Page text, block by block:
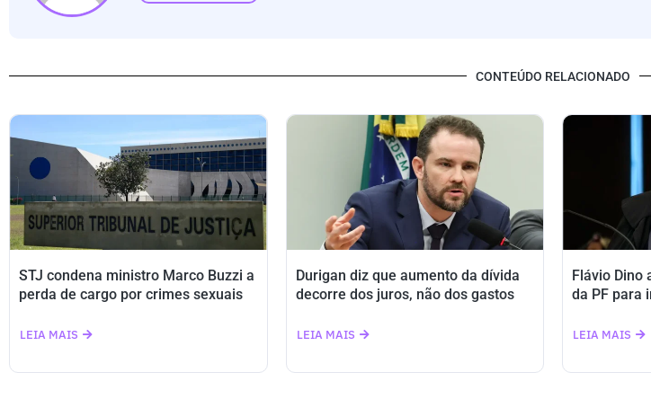
CONTEÚDO RELACIONADO
STJ condena ministro Marco Buzzi a
perda de cargo por crimes sexuais
LEIA MAIS
Durigan diz que aumento da dívida
decorre dos juros, não dos gastos
LEIA MAIS
Flávio Dino
da PF para
LEIA MAIS